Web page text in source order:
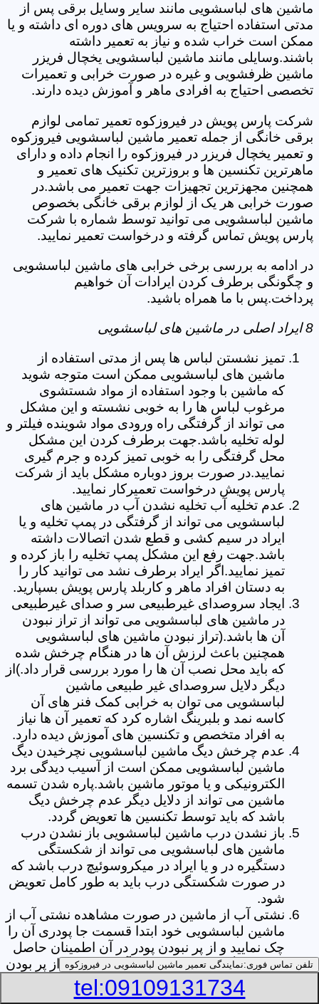
ماشین های لباسشویی مانند سایر وسایل برقی پس از
مدتی استفاده احتیاج به سرویس های دوره ای داشته و یا
ممکن است خراب شده و نیاز به تعمیر داشته
باشند.وسایلی مانند ماشین لباسشویی یخچال فریزر
ماشین ظرفشویی و غیره در صورت خرابی و تعمیرات
تخصصی احتیاج به افرادی ماهر و آموزش دیده دارند.
شرکت پارس پویش در فیروزکوه تعمیر تمامی لوازم
برقی خانگی از جمله تعمیر ماشین لباسشویی فیروزکوه
و تعمیر یخچال فریزر در فیروزکوه را انجام داده و دارای
ماهرترین تکنسین ها و بروزترین تکنیک های تعمیر و
همچنین مجهزترین تجهیزات جهت تعمیر می باشد.در
صورت خرابی هر یک از لوازم برقی خانگی بخصوص
ماشین لباسشویی می توانید توسط شماره با شرکت
پارس پویش تماس گرفته و درخواست تعمیر نمایید.
در ادامه به بررسی برخی خرابی های ماشین لباسشویی
و چگونگی برطرف کردن ایرادات آن خواهیم
پرداخت.پس با ما همراه باشید.
8 ایراد اصلی در ماشین های لباسشویی
تمیز نشستن لباس ها پس از مدتی استفاده از
ماشین های لباسشویی ممکن است متوجه شوید
که ماشین با وجود استفاده از مواد شستشوی
مرغوب لباس ها را به خوبی نشسته و این مشکل
می تواند از گرفتگی راه ورودی مواد شوینده فیلتر و
لوله تخلیه باشد.جهت برطرف کردن این مشکل
محل گرفتگی را به خوبی تمیز کرده و جرم گیری
نمایید.در صورت بروز دوباره مشکل باید از شرکت
پارس پویش درخواست تعمیرکار نمایید.
عدم تخلیه آب تخلیه نشدن آب در ماشین های
لباسشویی می تواند از گرفتگی در پمپ تخلیه و یا
ایراد در سیم کشی و قطع شدن اتصالات داشته
باشد.جهت رفع این مشکل پمپ تخلیه را باز کرده و
تمیز نمایید.اگر ایراد برطرف نشد می توانید کار را
به دستان افراد ماهر و کاربلد پارس پویش بسپارید.
ایجاد سروصدای غیرطبیعی سر و صدای غیرطبیعی
در ماشین های لباسشویی می تواند از تراز نبودن
آن ها باشد.(تراز نبودن ماشین های لباسشویی
همچنین باعث لرزش آن ها در هنگام چرخش شده
که باید محل نصب آن ها را مورد بررسی قرار داد.)از
دیگر دلایل سروصدای غیر طبیعی ماشین
لباسشویی می توان به خرابی کمک فنر های آن
کاسه نمد و بلبرینگ اشاره کرد که تعمیر آن ها نیاز
به افراد متخصص و تکنسین های آموزش دیده دارد.
عدم چرخش دیگ ماشین لباسشویی نچرخیدن دیگ
ماشین لباسشویی ممکن است از آسیب دیدگی برد
الکترونیکی و یا موتور ماشین باشد.پاره شدن تسمه
ماشین می تواند از دلایل دیگر عدم چرخش دیگ
باشد که باید توسط تکنسین ها تعویض گردد.
باز نشدن درب ماشین لباسشویی باز نشدن درب
ماشین های لباسشویی می تواند از شکستگی
دستگیره در و یا ایراد در میکروسوئیچ درب باشد که
در صورت شکستگی درب باید به طور کامل تعویض
شود.
نشتی آب از ماشین در صورت مشاهده نشتی آب از
ماشین لباسشویی خود ابتدا قسمت جا پودری آن را
چک نمایید و از پر نبودن پودر در آن اطمینان حاصل
کنید.زیرا گاهی اوقات نشتی آب می تواند از پر بودن
بیش از حد جا پودری از پودر باشد.از دیگر علل ها
می توان به پارگی لاستیک دور درب ماشین شلنگ
تلفن تماس فوری:نمایندگی تعمیر ماشین لباسشویی در فیروزکوه
tel:09109131734